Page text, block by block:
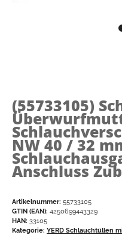
(55733105)
NW 40 / 32
Anschluss
Artikelnummer: 55733105
GTIN (EAN): 4250699443329
HAN: 33105
Kategorie: YERD Schlauchtüllen